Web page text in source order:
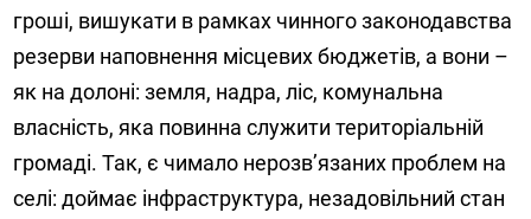
гроші, вишукати в рамках чинного законодавства
резерви наповнення місцевих бюджетів, а вони –
як на долоні: земля, надра, ліс, комунальна
власність, яка повинна служити територіальній
громаді. Так, є чимало нерозв’язаних проблем на
селі: доймає інфраструктура, незадовільний стан